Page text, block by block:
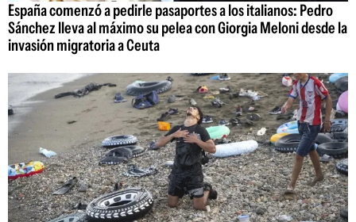
España comenzó a pedirle pasaportes a los italianos: Pedro
Sánchez lleva al máximo su pelea con Giorgia Meloni desde la
invasión migratoria a Ceuta